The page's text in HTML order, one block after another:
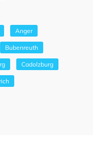
Anger
Bubenreuth
Cadolzburg